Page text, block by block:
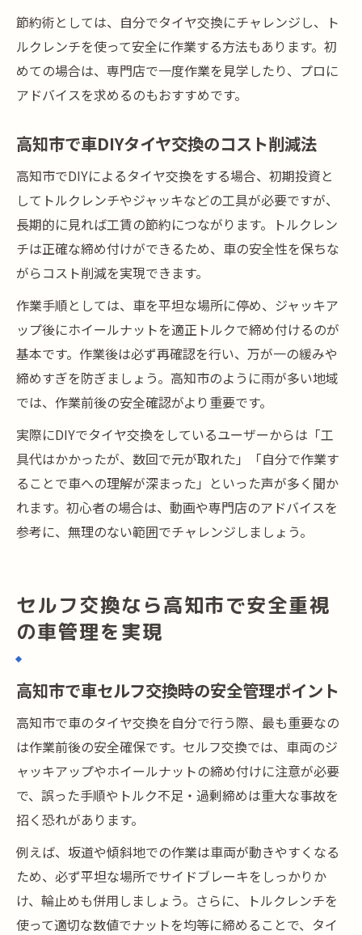
節約術としては、自分でタイヤ交換にチャレンジし、ト
ルクレンチを使って安全に作業する方法もあります。初
めての場合は、専門店で一度作業を見学したり、プロに
アドバイスを求めるのもおすすめです。
高知市で車DIYタイヤ交換のコスト削減法
高知市でDIYによるタイヤ交換をする場合、初期投資と
してトルクレンチやジャッキなどの工具が必要ですが、
長期的に見れば工賃の節約につながります。トルクレン
チは正確な締め付けができるため、車の安全性を保ちな
がらコスト削減を実現できます。
作業手順としては、車を平坦な場所に停め、ジャッキア
ップ後にホイールナットを適正トルクで締め付けるのが
基本です。作業後は必ず再確認を行い、万が一の緩みや
締めすぎを防ぎましょう。高知市のように雨が多い地域
では、作業前後の安全確認がより重要です。
実際にDIYでタイヤ交換をしているユーザーからは「工
具代はかかったが、数回で元が取れた」「自分で作業す
ることで車への理解が深まった」といった声が多く聞か
れます。初心者の場合は、動画や専門店のアドバイスを
参考に、無理のない範囲でチャレンジしましょう。
セルフ交換なら高知市で安全重視
の車管理を実現
高知市で車セルフ交換時の安全管理ポイント
高知市で車のタイヤ交換を自分で行う際、最も重要なの
は作業前後の安全確保です。セルフ交換では、車両のジ
ャッキアップやホイールナットの締め付けに注意が必要
で、誤った手順やトルク不足・過剰締めは重大な事故を
招く恐れがあります。
例えば、坂道や傾斜地での作業は車両が動きやすくなる
ため、必ず平坦な場所でサイドブレーキをしっかりか
け、輪止めも併用しましょう。さらに、トルクレンチを
使って適切な数値でナットを均等に締めることで、タイ